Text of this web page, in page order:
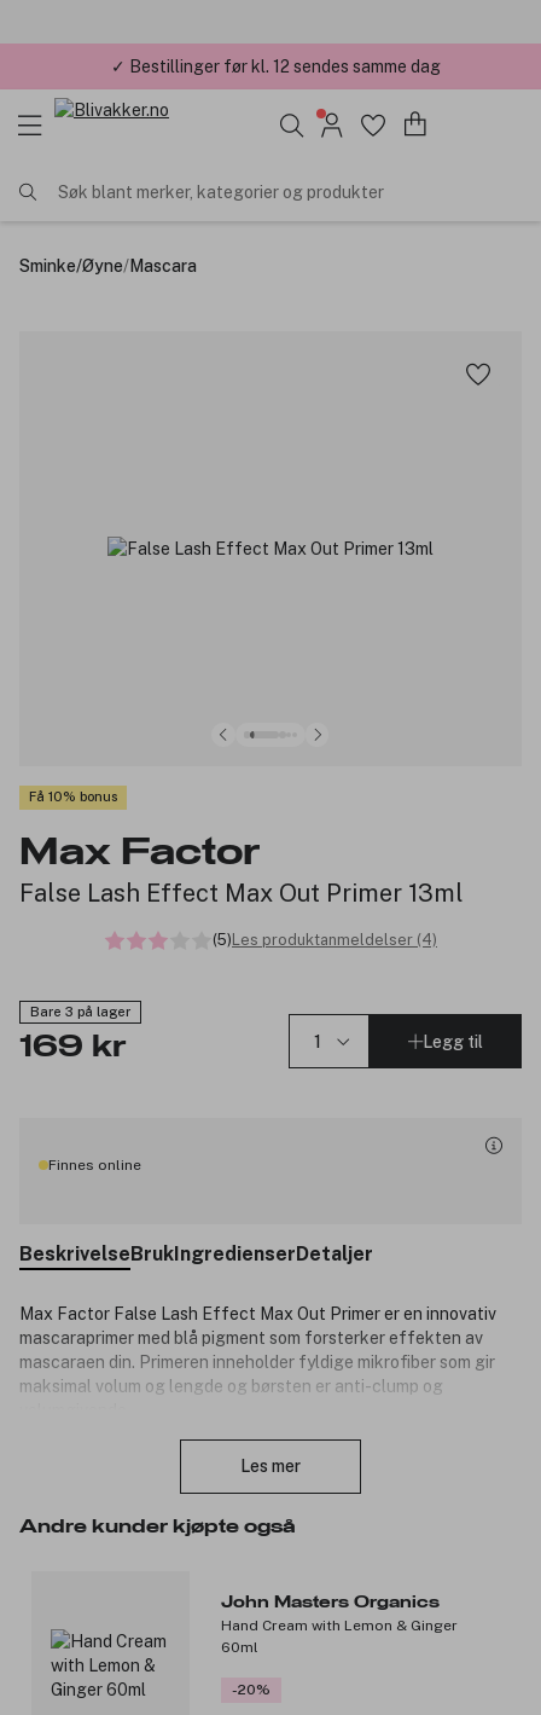
✓ Årets Nettbutikk 2026 og 2025
Søk blant merker, kategorier og produkter
Sminke/Øyne/Mascara
Få 10% bonus
Max Factor
False Lash Effect Max Out Primer 13ml
(5)Les produktanmeldelser (4)
Bare 3 på lager
169 kr Legg til
Finnes online
BeskrivelseBrukIngredienserDetaljer
Max Factor False Lash Effect Max Out Primer er en innovativ
mascaraprimer med blå pigment som forsterker effekten av
mascaraen din. Primeren inneholder fyldige mikrofiber som gir
maksimal volum og lengde og børsten er anti-clump og
Les mer
Andre kunder kjøpte også
John Masters Organics
Hand Cream with Lemon & Ginger
60ml
-20%